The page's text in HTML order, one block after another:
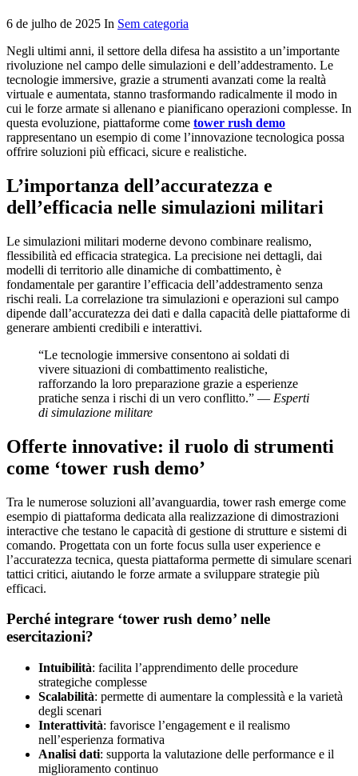
6 de julho de 2025 In Sem categoria
Negli ultimi anni, il settore della difesa ha assistito a un’importante
rivoluzione nel campo delle simulazioni e dell’addestramento. Le
tecnologie immersive, grazie a strumenti avanzati come la realtà
virtuale e aumentata, stanno trasformando radicalmente il modo in
cui le forze armate si allenano e pianificano operazioni complesse. In
questa evoluzione, piattaforme come tower rush demo
rappresentano un esempio di come l’innovazione tecnologica possa
offrire soluzioni più efficaci, sicure e realistiche.
L’importanza dell’accuratezza e
dell’efficacia nelle simulazioni militari
Le simulazioni militari moderne devono combinare realismo,
flessibilità ed efficacia strategica. La precisione nei dettagli, dai
modelli di territorio alle dinamiche di combattimento, è
fondamentale per garantire l’efficacia dell’addestramento senza
rischi reali. La correlazione tra simulazioni e operazioni sul campo
dipende dall’accuratezza dei dati e dalla capacità delle piattaforme di
generare ambienti credibili e interattivi.
“Le tecnologie immersive consentono ai soldati di
vivere situazioni di combattimento realistiche,
rafforzando la loro preparazione grazie a esperienze
pratiche senza i rischi di un vero conflitto.” — Esperti
di simulazione militare
Offerte innovative: il ruolo di strumenti
come ‘tower rush demo’
Tra le numerose soluzioni all’avanguardia, tower rash emerge come
esempio di piattaforma dedicata alla realizzazione di dimostrazioni
interactive che testano le capacità di gestione di strutture e sistemi di
comando. Progettata con un forte focus sulla user experience e
l’accuratezza tecnica, questa piattaforma permette di simulare scenari
tattici critici, aiutando le forze armate a sviluppare strategie più
efficaci.
Perché integrare ‘tower rush demo’ nelle
esercitazioni?
Intuibilità: facilita l’apprendimento delle procedure
strategiche complesse
Scalabilità: permette di aumentare la complessità e la varietà
degli scenari
Interattività: favorisce l’engagement e il realismo
nell’esperienza formativa
Analisi dati: supporta la valutazione delle performance e il
miglioramento continuo